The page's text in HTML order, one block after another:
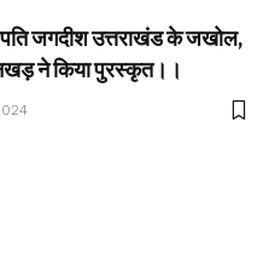
जगदीश उत्तराखंड के जखोल,
ने किया पुरस्कृत।।